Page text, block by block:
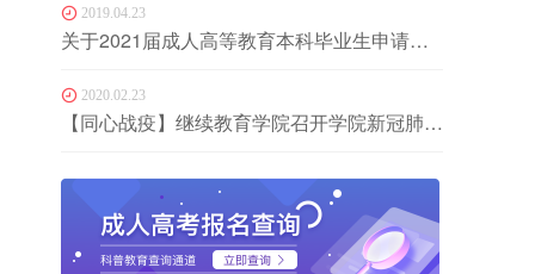
2019.04.23
关于2021届成人高等教育本科毕业生申请学士学位的有关事项
2020.02.23
【同心战疫】继续教育学院召开学院新冠肺炎疫情防控会议